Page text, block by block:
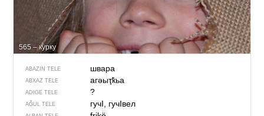
565 – курку
ABAZIN TELE швара
ABXAZ TELE агәыҭҟьа
ADIGE TELE ?
AĞUL TELE гучI, гучIвел